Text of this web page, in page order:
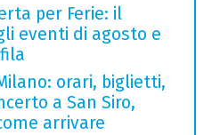
per Ferie: il
eventi di agosto e
orari, biglietti,
a San Siro,
arrivare